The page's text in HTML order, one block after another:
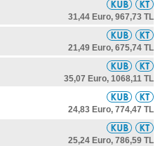
31,44 Euro, 967,73 TL
21,49 Euro, 675,74 TL
35,07 Euro, 1068,11 TL
24,83 Euro, 774,47 TL
25,24 Euro, 786,59 TL